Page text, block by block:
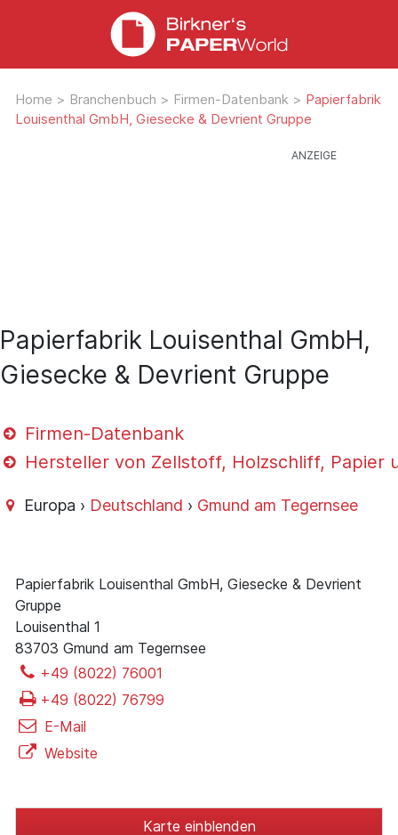
Home > Branchenbuch > Firmen-Datenbank > Papierfabrik
Louisenthal GmbH, Giesecke & Devrient Gruppe
Papierfabrik Louisenthal GmbH,
Giesecke & Devrient Gruppe
Firmen-Datenbank
Hersteller von Zellstoff, Holzschliff, Papier
Europa › Deutschland › Gmund am Tegernsee
Papierfabrik Louisenthal GmbH, Giesecke & Devrient
Gruppe
Louisenthal 1
83703 Gmund am Tegernsee
+49 (8022) 76001
+49 (8022) 76799
E-Mail
Website
Karte einblenden